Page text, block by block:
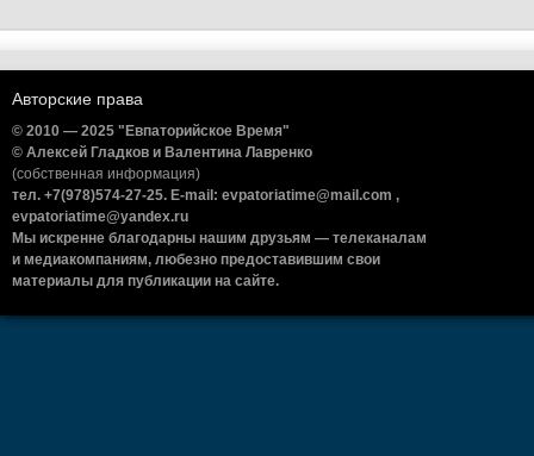
Авторские права
© 2010 — 2025 "Евпаторийское Время"
© Алексей Гладков и Валентина Лавренко
(собственная информация)
тел. +7(978)574-27-25. E-mail: evpatoriatime@mail.com ,
evpatoriatime@yandex.ru
Мы искренне благодарны нашим друзьям — телеканалам
и медиакомпаниям, любезно предоставившим свои
материалы для публикации на сайте.